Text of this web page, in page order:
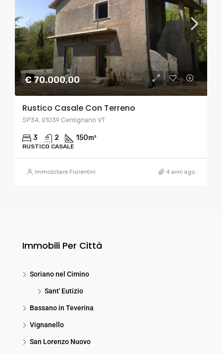
€ 70.000,00
Rustico Casale Con Terreno
SP34, 01039 Centignano VT
3 2 150m²
RUSTICO CASALE
Immobiliare Fiorentini 4 anni ago
Immobili Per Città
Soriano nel Cimino
Sant' Eutizio
Bassano in Teverina
Vignanello
San Lorenzo Nuovo